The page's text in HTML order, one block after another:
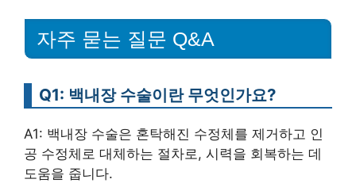
자주 묻는 질문 Q&A
Q1: 백내장 수술이란 무엇인가요?
A1: 백내장 수술은 혼탁해진 수정체를 제거하고 인
공 수정체로 대체하는 절차로, 시력을 회복하는 데
도움을 줍니다.